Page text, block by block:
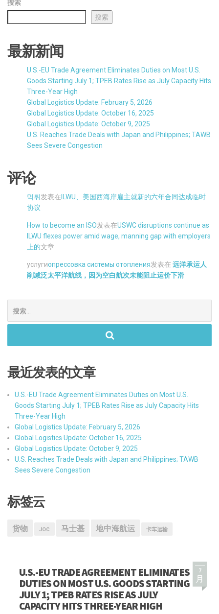
搜索
搜索
最新新闻
U.S.-EU Trade Agreement Eliminates Duties on Most U.S.
Goods Starting July 1; TPEB Rates Rise as July Capacity Hits
Three-Year High
Global Logistics Update: February 5, 2026
Global Logistics Update: October 16, 2025
Global Logistics Update: October 9, 2025
U.S. Reaches Trade Deals with Japan and Philippines; TAWB
Sees Severe Congestion
评论
먹튀发表在 ILWU、美国西海岸雇主就新的六年合同达成临时
协议
How to become an ISO发表在USWC disruptions continue as
ILWU flexes power amid wage, manning gap with employers
上的文章
услугиопрессовка системы отопления发表在 远洋承运人
削减泛太平洋航线，因为空白航次未能阻止运价下滑
索。
最近发表的文章
U.S.-EU Trade Agreement Eliminates Duties on Most U.S.
Goods Starting July 1; TPEB Rates Rise as July Capacity Hits
Three-Year High
Global Logistics Update: February 5, 2026
Global Logistics Update: October 16, 2025
Global Logistics Update: October 9, 2025
U.S. Reaches Trade Deals with Japan and Philippines; TAWB
Sees Severe Congestion
标签云
货物 JOC 马士基 地中海航运 卡车运输
7
月
U.S.-EU TRADE AGREEMENT ELIMINATES
DUTIES ON MOST U.S. GOODS STARTING
JULY 1; TPEB RATES RISE AS JULY
CAPACITY HITS THREE-YEAR HIGH